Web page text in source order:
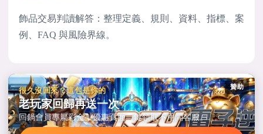
飾品交易判讀解答：整理定義、規則、資料、指標、案
例、FAQ 與風險界線。
贊助
很久沒回來？這包是你的
老玩家回歸再送一次
回鍋會員專屬彩金，優惠頁面一鍵領取不用問客服。